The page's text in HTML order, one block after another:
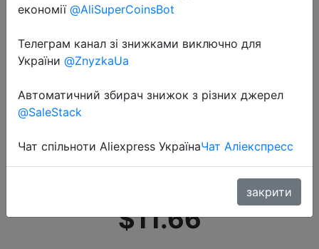
2020-08-29
TOPK Power Bank 10000 мАч
портативное зарядное устройство
LED Внешняя батарея PowerBank
зарядка повербанк для iPhone
Xiaomi mi
$11.66
економії @AliSuperCoinsBot
Телеграм канал зі знижками виключно для
України @ZnyzkaUa
Автоматичний збирач знижок з різних джерел
@SaleStack
Чат спільноти Aliexpress УкраїнаЧат Аліекспресс
закрити